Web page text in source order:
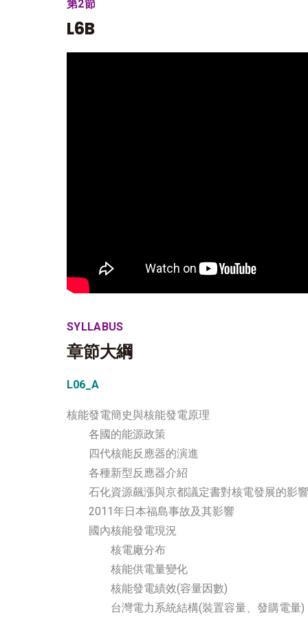
第2節
L6B
SYLLABUS
章節大綱
L06_A
核能發電簡史與核能發電原理
各國的能源政策
四代核能反應器的演進
各種新型反應器介紹
石化資源飆漲與京都議定書對核電發展的影響
2011年日本福島事故及其影響
國內核能發電現況
核電廠分布
核能供電量變化
核能發電績效(容量因數)
台灣電力系統結構(裝置容量、發購電量)